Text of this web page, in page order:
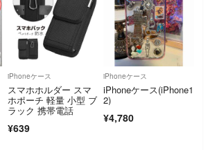
iPhoneケース
スマホホルダー スマ
ホポーチ 軽量 小型 ブ
ラック 携帯電話
¥639
iPhoneケース
iPhoneケース(iPhone1
2)
¥4,780